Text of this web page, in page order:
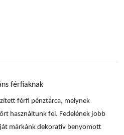
férfiaknak
férfi pénztárca, melynek
használtunk fel. Fedelének jobb
márkánk dekoratív benyomott